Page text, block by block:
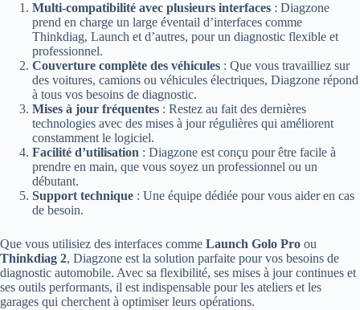
Multi-compatibilité avec plusieurs interfaces : Diagzone
prend en charge un large éventail d’interfaces comme
Thinkdiag, Launch et d’autres, pour un diagnostic flexible et
professionnel.
Couverture complète des véhicules : Que vous travailliez sur
des voitures, camions ou véhicules électriques, Diagzone répond
à tous vos besoins de diagnostic.
Mises à jour fréquentes : Restez au fait des dernières
technologies avec des mises à jour régulières qui améliorent
constamment le logiciel.
Facilité d’utilisation : Diagzone est conçu pour être facile à
prendre en main, que vous soyez un professionnel ou un
débutant.
Support technique : Une équipe dédiée pour vous aider en cas
de besoin.
Que vous utilisiez des interfaces comme Launch Golo Pro ou
Thinkdiag 2, Diagzone est la solution parfaite pour vos besoins de
diagnostic automobile. Avec sa flexibilité, ses mises à jour continues et
ses outils performants, il est indispensable pour les ateliers et les
garages qui cherchent à optimiser leurs opérations.